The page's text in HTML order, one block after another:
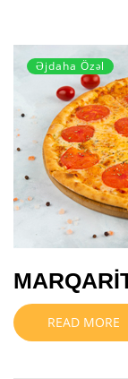
Əjdaha Özəl
READ MORE